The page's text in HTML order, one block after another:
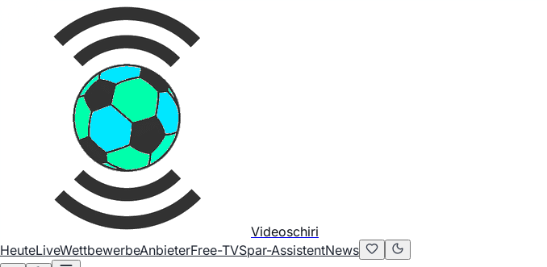
Videoschiri
HeuteLiveWettbewerbeAnbieterFree-TVSpar-AssistentNews